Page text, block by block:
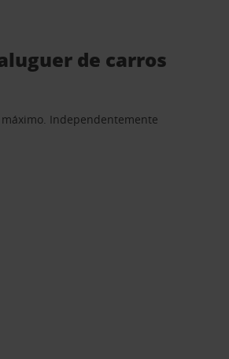
de carros
Independentemente